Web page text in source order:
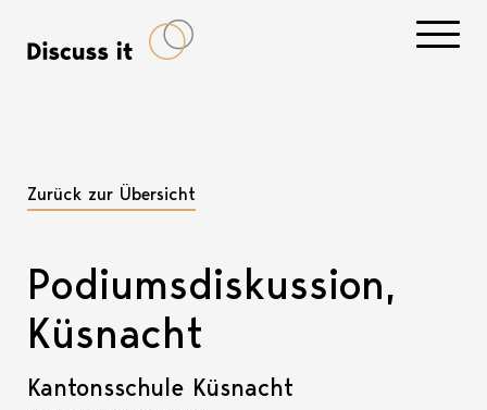
Zurück zur Übersicht
Podiumsdiskussion,
Küsnacht
Kantonsschule Küsnacht